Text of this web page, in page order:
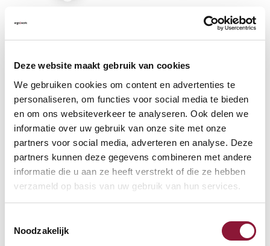
Deze website maakt gebruik van cookies
We gebruiken cookies om content en advertenties te
personaliseren, om functies voor social media te bieden
en om ons websiteverkeer te analyseren. Ook delen we
informatie over uw gebruik van onze site met onze
partners voor social media, adverteren en analyse. Deze
partners kunnen deze gegevens combineren met andere
informatie die u aan ze heeft verstrekt of die ze hebben
verzameld op basis van uw gebruik van hun services.
Noodzakelijk
FUSSRING ?
FUSSRING AUS POLIERTEM ALUMINIUM